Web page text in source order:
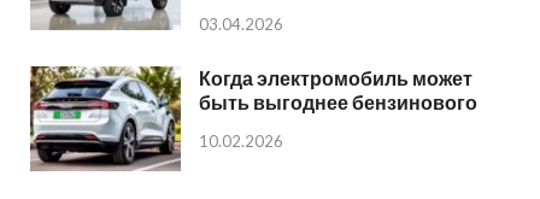
03.04.2026
Когда электромобиль может
быть выгоднее бензинового
10.02.2026